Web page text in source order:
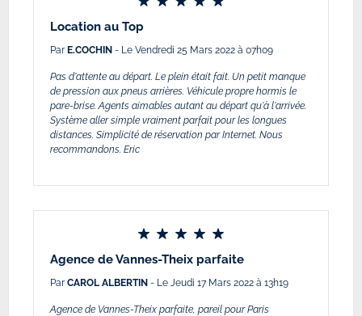
Location au Top
Par E.COCHIN - Le Vendredi 25 Mars 2022 à 07h09
Pas d'attente au départ. Le plein était fait. Un petit manque
de pression aux pneus arrières. Véhicule propre hormis le
pare-brise. Agents aimables autant au départ qu'à l'arrivée.
Système aller simple vraiment parfait pour les longues
distances. Simplicité de réservation par Internet. Nous
recommandons. Eric
Agence de Vannes-Theix parfaite
Par CAROL ALBERTIN - Le Jeudi 17 Mars 2022 à 13h19
Agence de Vannes-Theix parfaite, pareil pour Paris